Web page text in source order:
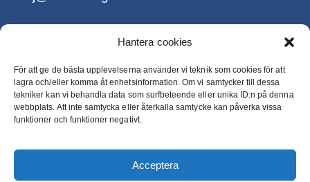
Hantera cookies
För att ge de bästa upplevelserna använder vi teknik som cookies för att
lagra och/eller komma åt enhetsinformation. Om vi ​​samtycker till dessa
tekniker kan vi behandla data som surfbeteende eller unika ID:n på denna
webbplats. Att inte samtycka eller återkalla samtycke kan påverka vissa
funktioner och funktioner negativt.
Acceptera
Integritetspolicy >
Nyhetsbrev
Vill du ha mail från Gunnar Söderberg för